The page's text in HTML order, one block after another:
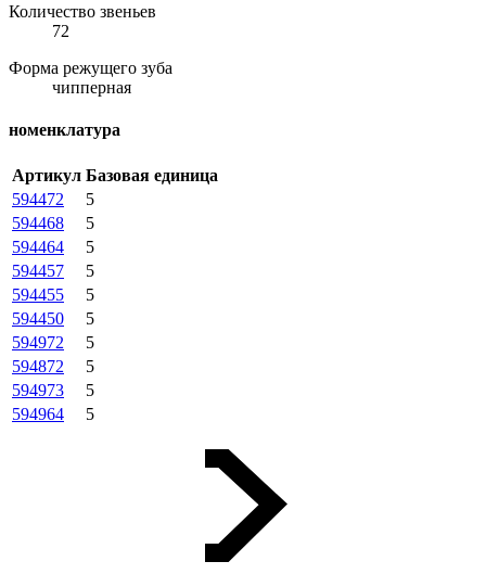
Количество звеньев
72
Форма режущего зуба
чипперная
номенклатура
Артикул Базовая единица
594472
5
594468
5
594464
5
594457
5
594455
5
594450
5
594972
5
594872
5
594973
5
594964
5